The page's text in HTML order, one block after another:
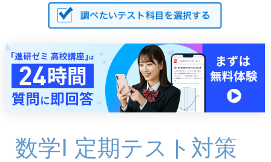
数学Ⅰ 定期テスト対策